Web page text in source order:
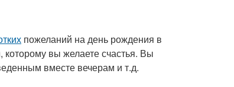
пожеланий на день рождения в
вы желаете счастья. Вы
вместе вечерам и т.д.